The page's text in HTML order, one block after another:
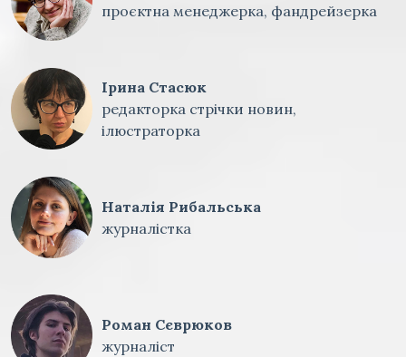
проєктна менеджерка, фандрейзерка
Ірина Стасюк
редакторка стрічки новин,
ілюстраторка
Наталія Рибальська
журналістка
Роман Сєврюков
журналіст